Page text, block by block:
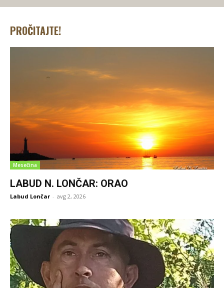
PROČITAJTE!
Mesečina
LABUD N. LONČAR: ORAO
Labud Lončar - avg 2, 2026